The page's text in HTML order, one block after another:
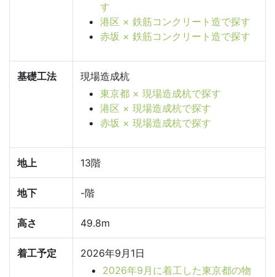
す
港区 × 鉄筋コンクリート造で探す
赤坂 × 鉄筋コンクリート造で探す
基礎工法
現場造成杭
東京都 × 現場造成杭で探す
港区 × 現場造成杭で探す
赤坂 × 現場造成杭で探す
地上 13階
地下 -階
高さ 49.8m
着工予定
2026年9月1日
2026年9月に着工した東京都の物